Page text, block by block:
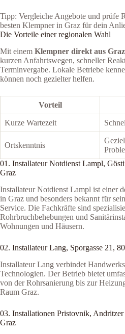
Tipp: Vergleiche Angebote und prüfe
besten Klempner in Graz für dein
Die Vorteile einer regionalen Wahl
Mit einem Klempner direkt aus Graz
kurzen Anfahrtswegen, schneller
Terminvergabe. Lokale Betriebe
können noch gezielter helfen.
Vorteil
Kurze Wartezeit
Ortskenntnis
01. Installateur Notdienst Lampl,
Graz
Installateur Notdienst Lampl ist einer
in Graz und besonders bekannt für
Service. Die Fachkräfte sind
Rohrbruchbehebungen und
Wohnungen und Häusern.
02. Installateur Lang, Sporgasse 21,
Installateur Lang verbindet
Technologien. Der Betrieb bietet
von der Rohrsanierung bis zur
Raum Graz.
03. Installationen Pristovnik, Andritzer
Graz